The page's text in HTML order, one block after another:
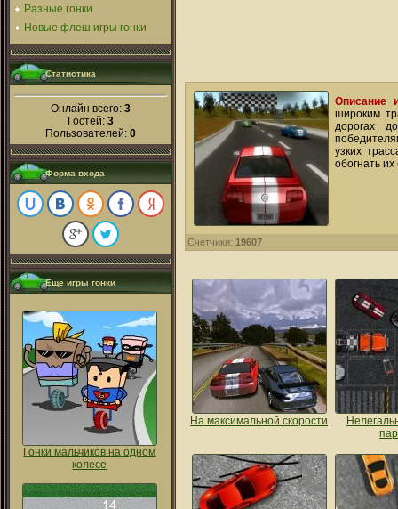
Разные гонки
Новые флеш игры гонки
Статистика
Онлайн всего: 3
Гостей: 3
Пользователей: 0
Форма входа
Еще игры гонки
Гонки мальчиков на одном
колесе
Описание
широким
дорогах
узких
обогнать
Счетчики: 19607
На максимальной скорости